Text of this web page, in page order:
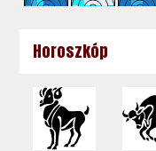
Horoszkóp